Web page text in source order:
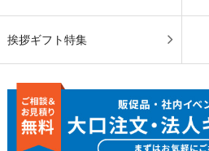
挨拶ギフト特集